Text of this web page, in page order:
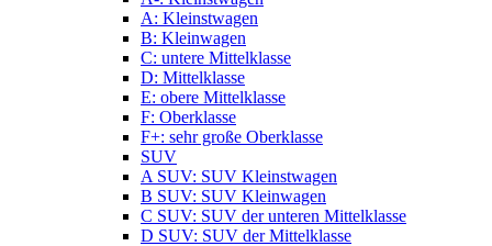
A: Kleinstwagen
B: Kleinwagen
C: untere Mittelklasse
D: Mittelklasse
E: obere Mittelklasse
F: Oberklasse
F+: sehr große Oberklasse
SUV
A SUV: SUV Kleinstwagen
B SUV: SUV Kleinwagen
C SUV: SUV der unteren Mittelklasse
D SUV: SUV der Mittelklasse